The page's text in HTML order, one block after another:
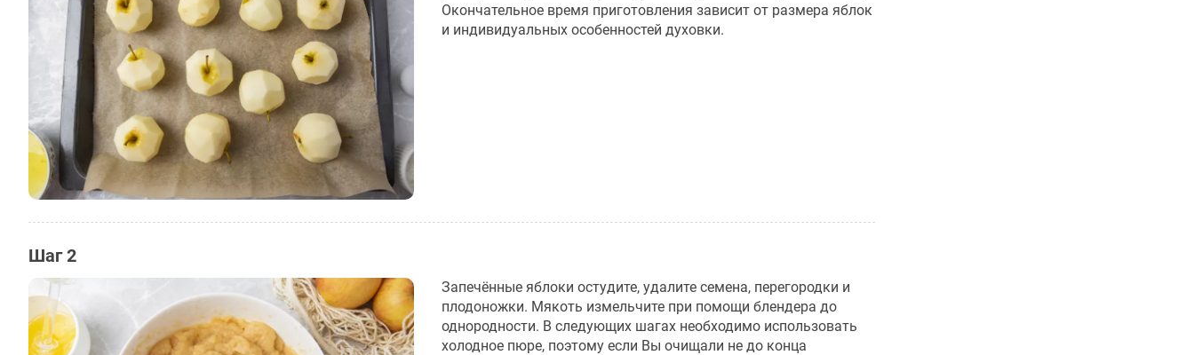
Окончательное время приготовления зависит от размера яблок
и индивидуальных особенностей духовки.
Шаг 2
Запечëнные яблоки остудите, удалите семена, перегородки и
плодоножки. Мякоть измельчите при помощи блендера до
однородности. В следующих шагах необходимо использовать
холодное пюре, поэтому если Вы очищали не до конца